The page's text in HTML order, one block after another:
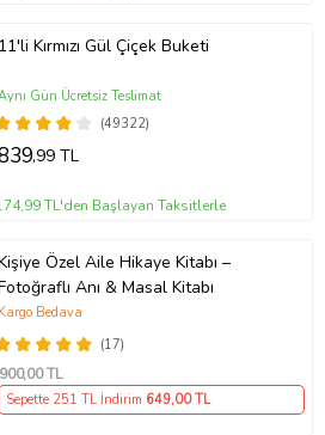
11'li Kırmızı Gül Çiçek Buketi
(49322)
Gün Ücretsiz Teslimat
,99 TL
TL'den Başlayan Taksitlerle
Özel Aile Hikaye Kitabı –
Anı & Masal Kitabı
(17)
Kargo Bedava
900,00 TL
Sepette 251 TL İndirim 649,00 TL